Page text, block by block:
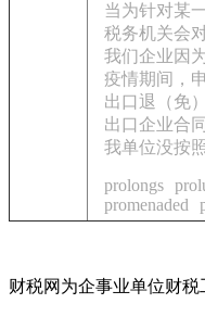
当为针对某
税务机关会
我们企业因
疫情期间，
出口退（免
出口企业合
我单位没按
prolongs
promenaded
财税网为企事业单位财